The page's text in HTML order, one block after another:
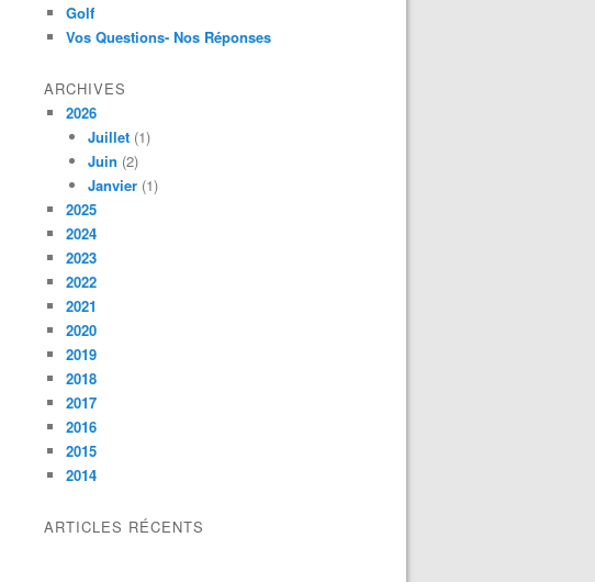
Golf
Vos Questions- Nos Réponses
ARCHIVES
2026
Juillet (1)
Juin (2)
Janvier (1)
2025
2024
2023
2022
2021
2020
2019
2018
2017
2016
2015
2014
ARTICLES RÉCENTS